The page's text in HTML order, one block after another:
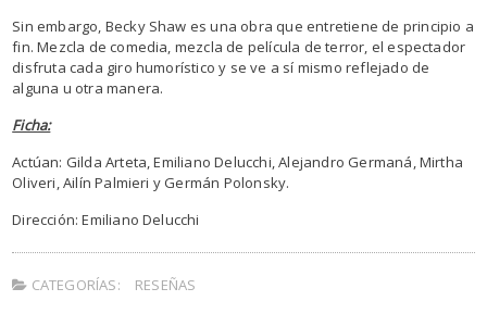
Sin embargo, Becky Shaw es una obra que entretiene de principio a
fin. Mezcla de comedia, mezcla de película de terror, el espectador
disfruta cada giro humorístico y se ve a sí mismo reflejado de
alguna u otra manera.
Ficha:
Actúan: Gilda Arteta, Emiliano Delucchi, Alejandro Germaná, Mirtha
Oliveri, Ailín Palmieri y Germán Polonsky.
Dirección: Emiliano Delucchi
CATEGORÍAS: RESEÑAS